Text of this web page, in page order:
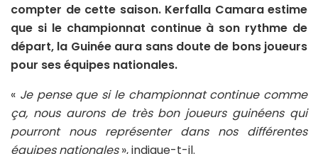
compter de cette saison. Kerfalla Camara estime
que si le championnat continue à son rythme de
départ, la Guinée aura sans doute de bons joueurs
pour ses équipes nationales.
« Je pense que si le championnat continue comme
ça, nous aurons de très bon joueurs guinéens qui
pourront nous représenter dans nos différentes
équipes nationales», indique-t-il.